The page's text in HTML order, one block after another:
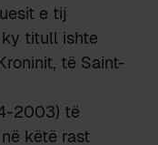
e tij
titull ishte
të Saint-
2003) të
këtë rast